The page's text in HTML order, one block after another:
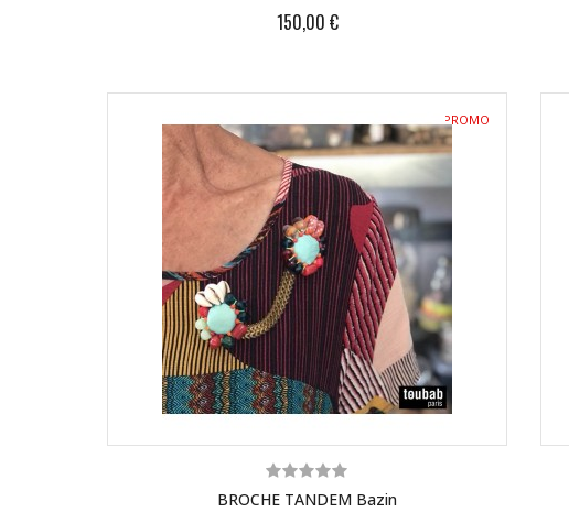
150,00 €
PROMO
BROCHE TANDEM Bazin